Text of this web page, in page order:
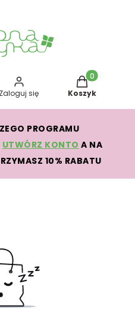
Zaloguj się
Produkty w
Koszyk
PROGRAMU
UTWÓRZ KONTO A NA
10% RABATU